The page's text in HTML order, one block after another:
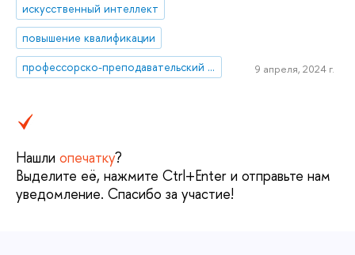
искусственный интеллект
повышение квалификации
профессорско-преподавательский состав
9 апреля, 2024 г.
Нашли опечатку?
Выделите её, нажмите Ctrl+Enter и отправьте нам
уведомление. Спасибо за участие!